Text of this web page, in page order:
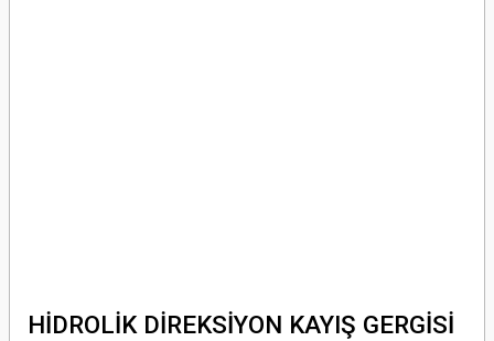
HİDROLİK DİREKSİYON KAYIŞ GERGİSİ